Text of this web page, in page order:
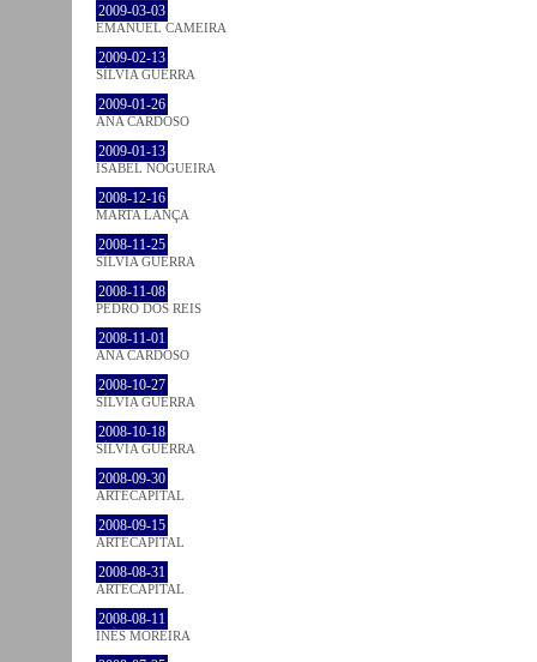
2009-03-03
EMANUEL CAMEIRA
2009-02-13
SÍLVIA GUERRA
2009-01-26
ANA CARDOSO
2009-01-13
ISABEL NOGUEIRA
2008-12-16
MARTA LANÇA
2008-11-25
SÍLVIA GUERRA
2008-11-08
PEDRO DOS REIS
2008-11-01
ANA CARDOSO
2008-10-27
SÍLVIA GUERRA
2008-10-18
SÍLVIA GUERRA
2008-09-30
ARTECAPITAL
2008-09-15
ARTECAPITAL
2008-08-31
ARTECAPITAL
2008-08-11
INÊS MOREIRA